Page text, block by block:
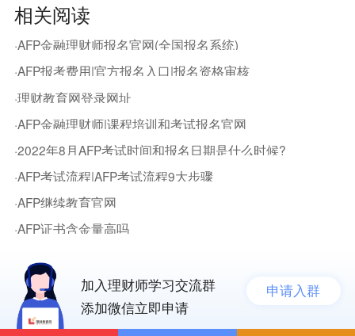
相关阅读
·AFP金融理财师报名官网(全国报名系统)
·AFP报考费用|官方报名入口|报名资格审核
·理财教育网登录网址
·AFP金融理财师|课程培训和考试报名官网
·2022年8月AFP考试时间和报名日期是什么时候?
·AFP考试流程|AFP考试流程9大步骤
·AFP继续教育官网
·AFP证书含金量高吗
加入理财师学习交流群
添加微信立即申请
申请入群